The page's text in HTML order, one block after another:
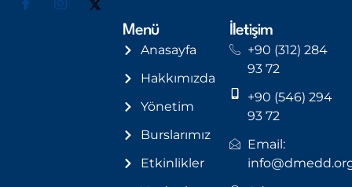
Menü
Anasayfa
Hakkımızda
Yönetim
Burslarımız
Etkinlikler
İletişim
+90 (312) 284
93 72
+90 (546) 294
93 72
Email: